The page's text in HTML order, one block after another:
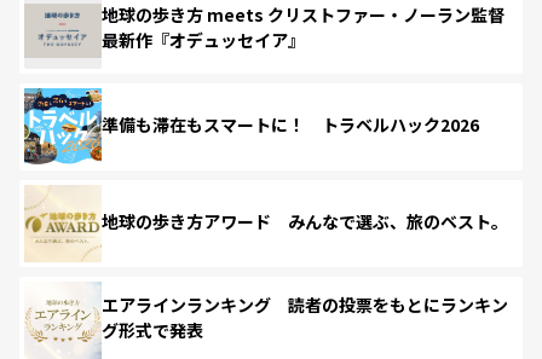
地球の歩き方 meets クリストファー・ノーラン監督
最新作『オデュッセイア』
準備も滞在もスマートに！ トラベルハック2026
地球の歩き方アワード みんなで選ぶ、旅のベスト。
エアラインランキング 読者の投票をもとにランキン
グ形式で発表